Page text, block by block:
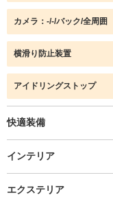
カメラ：-/-/バック/全周囲
横滑り防止装置
アイドリングストップ
快適装備
インテリア
エクステリア